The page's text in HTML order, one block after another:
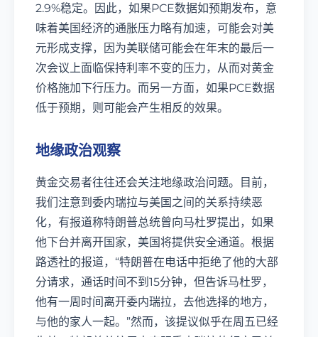
2.9%稳定。因此，如果PCE数据如预期发布，意
味着美国经济的通胀压力略有加速，可能会对美
元形成支撑，因为美联储可能会在年末的最后一
次会议上面临保持利率不变的压力，从而对黄金
价格施加下行压力。而另一方面，如果PCE数据
低于预期，则可能会产生相反的效果。
地缘政治观察
黄金交易者往往还会关注地缘政治问题。目前，
我们注意到委内瑞拉与美国之间的关系持续恶
化，有报道称特朗普总统曾向马杜罗提出，如果
他下台并离开国家，美国将提供安全通道。根据
路透社的报道，“特朗普在电话中拒绝了他的大部
分请求，通话时间不到15分钟，但告诉马杜罗，
他有一周时间离开委内瑞拉，去他选择的地方，
与他的家人一起。”然而，该提议似乎在周五已经